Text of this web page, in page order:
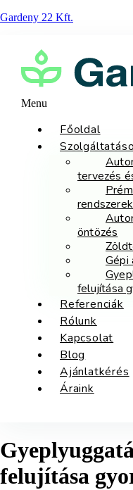
Gardeny 22 Kft.
Menu
Főoldal
tervezés
rendszerek
öntözés
Gépi
felujítása
Referenciák
Rólunk
Kapcsolat
Blog
Ajánlatkérés
Áraink
felujítása